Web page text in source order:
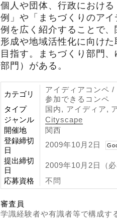
個人や団体、行政におけ
例」や「まちづくりのア
例を広く紹介することで
形成や地域活性化に向け
目指す。まちづくり部門
部門）がある。
カテゴリ
アイディアコンペ
参加できるコンペ
タイプ
国内, アイディア,
ジャンル
Cityscape
開催地
関西
登録締切
日
2009年10月2日
提出締切
日
2009年10月2日（
応募資格
不問
審査員
学識経験者や有識者等で構成す